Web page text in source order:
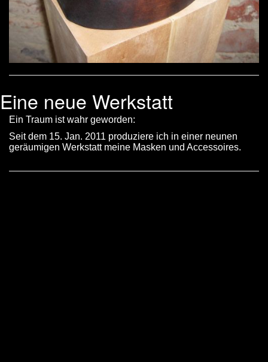
Eine neue Werkstatt
Ein Traum ist wahr geworden:
Seit dem 15. Jan. 2011 produziere ich in einer neunen
geräumigen Werkstatt meine Masken und Accessoires.